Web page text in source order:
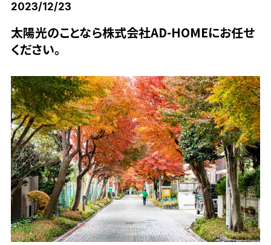
2023/12/23
太陽光のことなら株式会社AD-HOMEにお任せ
ください。